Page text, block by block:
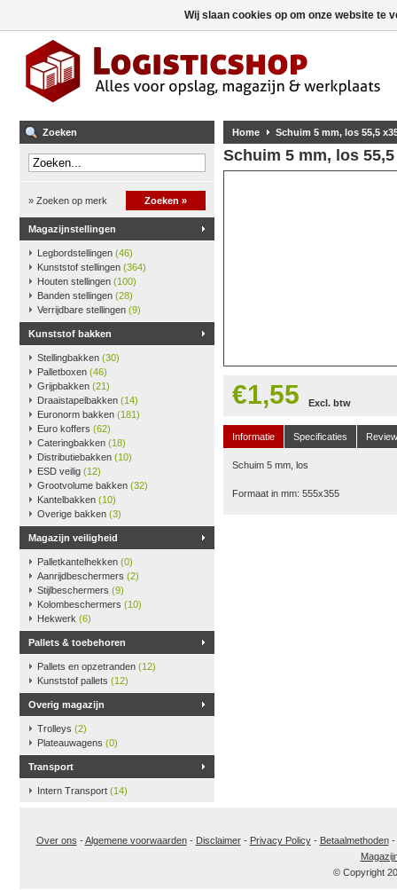
Zoeken
» Zoeken op merk Zoeken »
Magazijnstellingen
Legbordstellingen (46)
Kunststof stellingen (364)
Houten stellingen (100)
Banden stellingen (28)
Verrijdbare stellingen (9)
Kunststof bakken
Stellingbakken (30)
Palletboxen (46)
Grijpbakken (21)
Draaistapelbakken (14)
Euronorm bakken (181)
Euro koffers (62)
Cateringbakken (18)
Distributiebakken (10)
ESD veilig (12)
Grootvolume bakken (32)
Kantelbakken (10)
Overige bakken (3)
Magazijn veiligheid
Palletkantelhekken (0)
Aanrijdbeschermers (2)
Stijlbeschermers (9)
Kolombeschermers (10)
Hekwerk (6)
Pallets & toebehoren
Pallets en opzetranden (12)
Kunststof pallets (12)
Overig magazijn
Trolleys (2)
Plateauwagens (0)
Transport
Intern Transport (14)
Home Schuim 5 mm, los 55,5
Schuim 5 mm, los 55,5
€1,55 Excl. btw
Informatie Specificaties
Schuim 5 mm, los
Formaat in mm: 555x355
Over ons -Algemene voorwaarden- Disclaimer- Privacy Policy- Betaalmethoden-
© Copyright
Wij slaan cookies op om onze website te